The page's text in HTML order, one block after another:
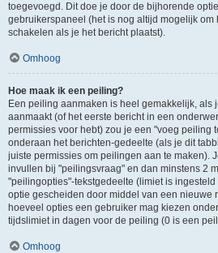
toegevoegd. Dit doe je door de bijhorende
gebruikerspaneel (het is nog altijd mogelijk om
schakelen als je het bericht plaatst).
Omhoog
Hoe maak ik een peiling?
Een peiling aanmaken is heel gemakkelijk, als
aanmaakt (of het eerste bericht in een
permissies voor hebt) zou je een "voeg peiling
onderaan het berichten-gedeelte (als je dit
juiste permissies om peilingen aan te maken).
invullen bij "peilingsvraag" en dan minstens 2
"peilingopties"-tekstgedeelte (limiet is
optie gescheiden door middel van een nieuwe
hoeveel opties een gebruiker mag kiezen
tijdslimiet in dagen voor de peiling (0 is een
Omhoog